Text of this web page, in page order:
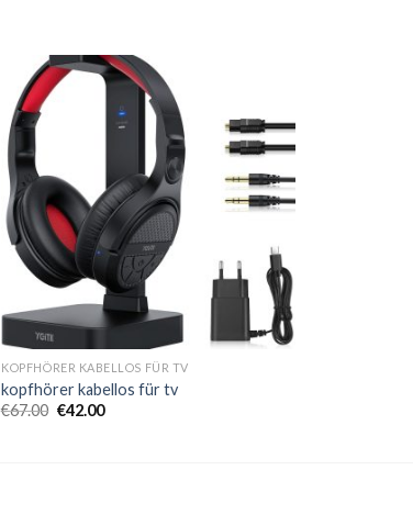
KOPFHÖRER KABELLOS FÜR TV
kopfhörer kabellos für tv
€67.00 €42.00